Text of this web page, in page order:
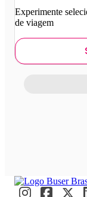
Experimente
de viagem